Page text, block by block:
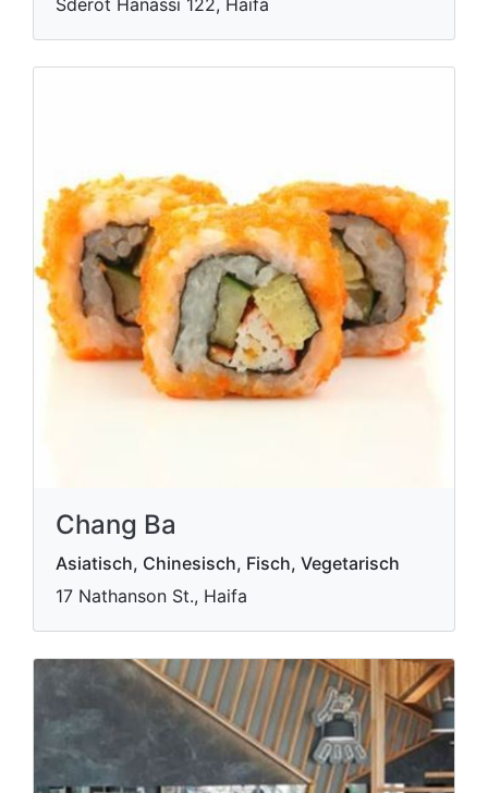
Sderot Hanassi 122, Haifa
Chang Ba
Asiatisch, Chinesisch, Fisch, Vegetarisch
17 Nathanson St., Haifa